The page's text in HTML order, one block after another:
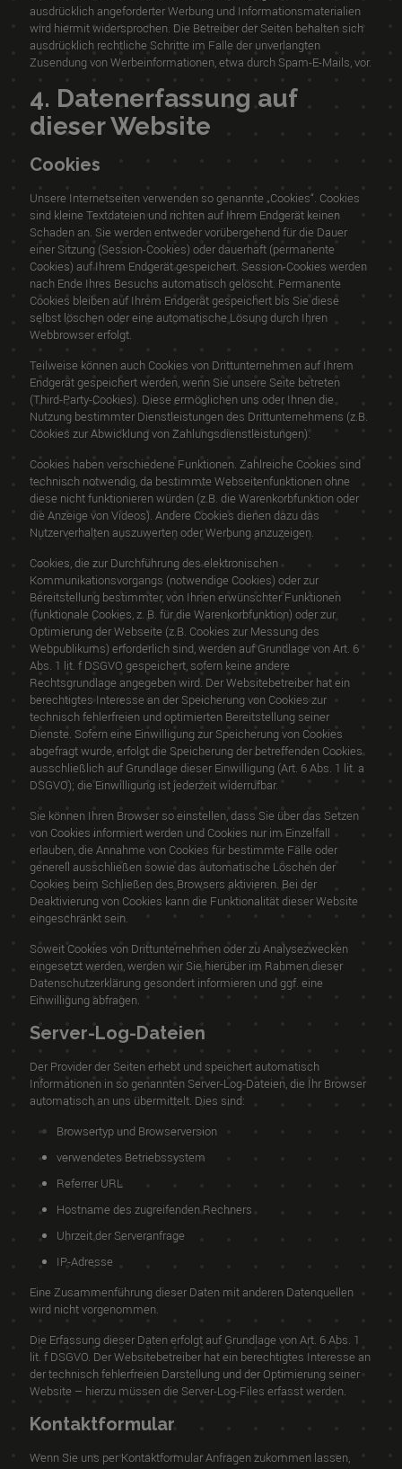
ausdrücklich angeforderter Werbung und Informationsmaterialien
wird hiermit widersprochen. Die Betreiber der Seiten behalten sich
ausdrücklich rechtliche Schritte im Falle der unverlangten
Zusendung von Werbeinformationen, etwa durch Spam-E-Mails, vor.
4. Datenerfassung auf
dieser Website
Cookies
Unsere Internetseiten verwenden so genannte „Cookies“. Cookies
sind kleine Textdateien und richten auf Ihrem Endgerät keinen
Schaden an. Sie werden entweder vorübergehend für die Dauer
einer Sitzung (Session-Cookies) oder dauerhaft (permanente
Cookies) auf Ihrem Endgerät gespeichert. Session-Cookies werden
nach Ende Ihres Besuchs automatisch gelöscht. Permanente
Cookies bleiben auf Ihrem Endgerät gespeichert bis Sie diese
selbst löschen oder eine automatische Lösung durch Ihren
Webbrowser erfolgt.
Teilweise können auch Cookies von Drittunternehmen auf Ihrem
Endgerät gespeichert werden, wenn Sie unsere Seite betreten
(Third-Party-Cookies). Diese ermöglichen uns oder Ihnen die
Nutzung bestimmter Dienstleistungen des Drittunternehmens (z.B.
Cookies zur Abwicklung von Zahlungsdienstleistungen).
Cookies haben verschiedene Funktionen. Zahlreiche Cookies sind
technisch notwendig, da bestimmte Webseitenfunktionen ohne
diese nicht funktionieren würden (z.B. die Warenkorbfunktion oder
die Anzeige von Videos). Andere Cookies dienen dazu das
Nutzerverhalten auszuwerten oder Werbung anzuzeigen.
Cookies, die zur Durchführung des elektronischen
Kommunikationsvorgangs (notwendige Cookies) oder zur
Bereitstellung bestimmter, von Ihnen erwünschter Funktionen
(funktionale Cookies, z. B. für die Warenkorbfunktion) oder zur
Optimierung der Webseite (z.B. Cookies zur Messung des
Webpublikums) erforderlich sind, werden auf Grundlage von Art. 6
Abs. 1 lit. f DSGVO gespeichert, sofern keine andere
Rechtsgrundlage angegeben wird. Der Websitebetreiber hat ein
berechtigtes Interesse an der Speicherung von Cookies zur
technisch fehlerfreien und optimierten Bereitstellung seiner
Dienste. Sofern eine Einwilligung zur Speicherung von Cookies
abgefragt wurde, erfolgt die Speicherung der betreffenden Cookies
ausschließlich auf Grundlage dieser Einwilligung (Art. 6 Abs. 1 lit. a
DSGVO); die Einwilligung ist jederzeit widerrufbar.
Sie können Ihren Browser so einstellen, dass Sie über das Setzen
von Cookies informiert werden und Cookies nur im Einzelfall
erlauben, die Annahme von Cookies für bestimmte Fälle oder
generell ausschließen sowie das automatische Löschen der
Cookies beim Schließen des Browsers aktivieren. Bei der
Deaktivierung von Cookies kann die Funktionalität dieser Website
eingeschränkt sein.
Soweit Cookies von Drittunternehmen oder zu Analysezwecken
eingesetzt werden, werden wir Sie hierüber im Rahmen dieser
Datenschutzerklärung gesondert informieren und ggf. eine
Einwilligung abfragen.
Server-Log-Dateien
Der Provider der Seiten erhebt und speichert automatisch
Informationen in so genannten Server-Log-Dateien, die Ihr Browser
automatisch an uns übermittelt. Dies sind:
Browsertyp und Browserversion
verwendetes Betriebssystem
Referrer URL
Hostname des zugreifenden Rechners
Uhrzeit der Serveranfrage
IP-Adresse
Eine Zusammenführung dieser Daten mit anderen Datenquellen
wird nicht vorgenommen.
Die Erfassung dieser Daten erfolgt auf Grundlage von Art. 6 Abs. 1
lit. f DSGVO. Der Websitebetreiber hat ein berechtigtes Interesse an
der technisch fehlerfreien Darstellung und der Optimierung seiner
Website – hierzu müssen die Server-Log-Files erfasst werden.
Kontaktformular
Wenn Sie uns per Kontaktformular Anfragen zukommen lassen,